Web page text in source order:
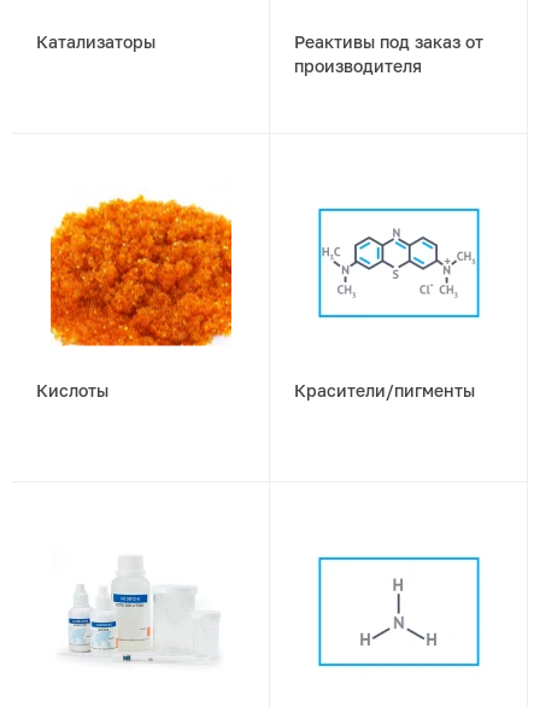
Катализаторы
Реактивы под заказ от
производителя
Кислоты Красители/пигменты